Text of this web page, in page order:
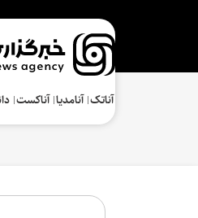
آناتک آنامدیا آناکست